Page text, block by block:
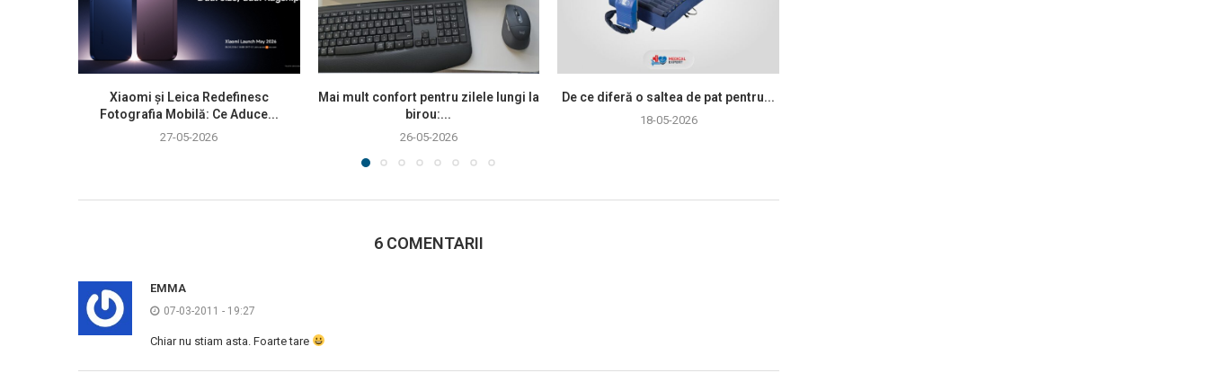
Xiaomi și Leica Redefinesc
Fotografia Mobilă: Ce Aduce...
27-05-2026
Mai mult confort pentru zilele lungi la
birou:...
26-05-2026
De ce diferă o saltea de pat pentru...
18-05-2026
6 COMENTARII
EMMA
07-03-2011 - 19:27
Chiar nu stiam asta. Foarte tare